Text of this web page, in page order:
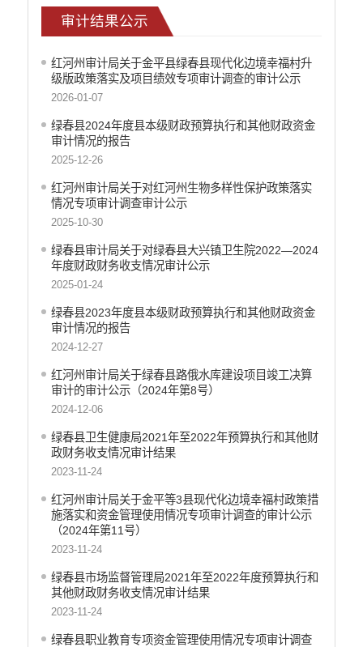
新闻发布
社会公益事业建设
政府债务信息公开
财政预决算公开
人大建议和政协提案
机构职能
权责清单
行政许可
行政事业性收费
重大决策听证事项
重大决策预公开
减税降费
财政资金直达基层
涉农补贴
稳岗就业
乡村振兴
社会救助
养老服务
生态环境
食品药品监督
产品质量
审计结果公示
红河州审计局关于金平县绿春县现代化边境幸福村升
级版政策落实及项目绩效专项审计调查的审计公示
2026-01-07
绿春县2024年度县本级财政预算执行和其他财政资金
审计情况的报告
2025-12-26
红河州审计局关于对红河州生物多样性保护政策落实
情况专项审计调查审计公示
2025-10-30
绿春县审计局关于对绿春县大兴镇卫生院2022—2024
年度财政财务收支情况审计公示
2025-01-24
绿春县2023年度县本级财政预算执行和其他财政资金
审计情况的报告
2024-12-27
红河州审计局关于绿春县路俄水库建设项目竣工决算
审计的审计公示（2024年第8号）
2024-12-06
绿春县卫生健康局2021年至2022年预算执行和其他财
政财务收支情况审计结果
2023-11-24
红河州审计局关于金平等3县现代化边境幸福村政策措
施落实和资金管理使用情况专项审计调查的审计公示
（2024年第11号）
2023-11-24
绿春县市场监督管理局2021年至2022年度预算执行和
其他财政财务收支情况审计结果
2023-11-24
绿春县职业教育专项资金管理使用情况专项审计调查